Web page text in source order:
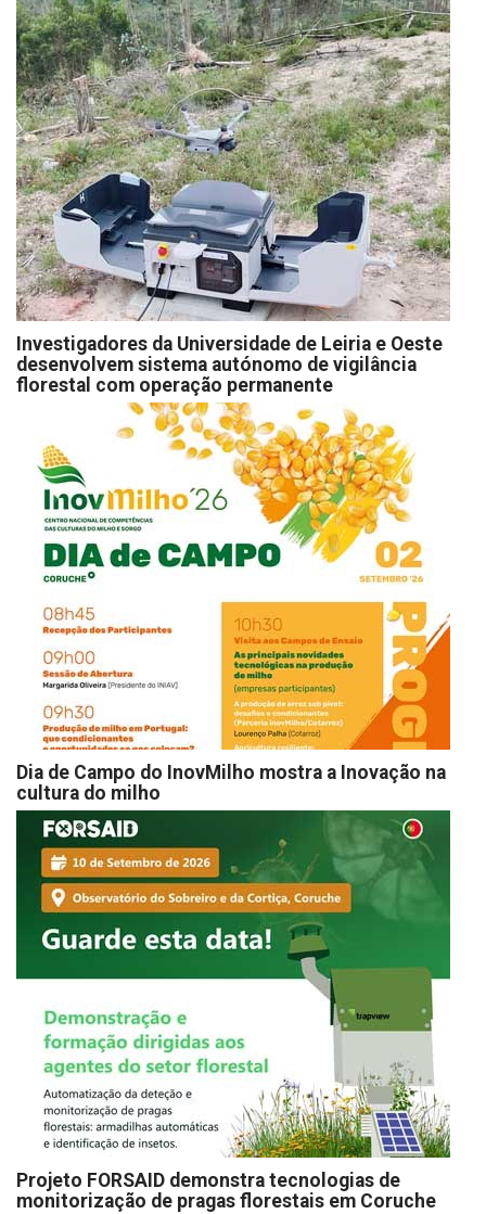
Investigadores da Universidade de Leiria e Oeste
desenvolvem sistema autónomo de vigilância
florestal com operação permanente
Dia de Campo do InovMilho mostra a Inovação na
cultura do milho
Projeto FORSAID demonstra tecnologias de
monitorização de pragas florestais em Coruche